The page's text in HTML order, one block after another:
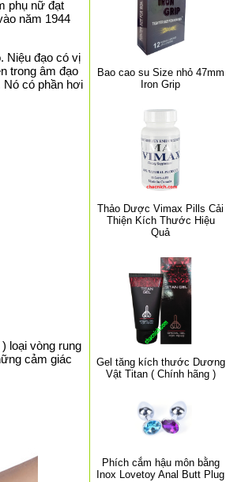
phụ nữ đạt
năm 1944
Niệu đạo có vị
trong âm đạo
Nó có phần hơi
) loại vòng rung
cảm giác
Bao cao su Size nhỏ 47mm
Iron Grip
Thảo Dược Vimax Pills Cải
Thiện Kích Thước Hiệu
Quả
Gel tăng kích thước Dương
Vật Titan ( Chính hãng )
Phích cắm hậu môn bằng
Inox Lovetoy Anal Butt Plug